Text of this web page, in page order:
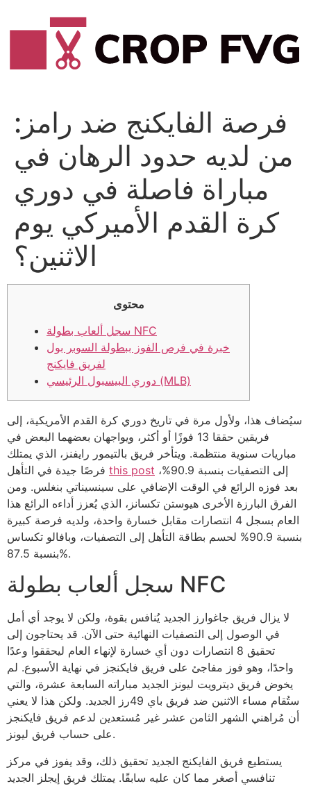
فرصة الفايكنج ضد رامز:
من لديه حدود الرهان في
مباراة فاصلة في دوري
كرة القدم الأميركي يوم
الاثنين؟
محتوى
سجل ألعاب بطولة NFC
خبرة في فرص الفوز ببطولة السوبر بول
لفريق فايكنج
دوري البيسبول الرئيسي (MLB)
سيُضاف هذا، ولأول مرة في تاريخ دوري كرة القدم الأمريكية، إلى
فريقين حققا 13 فوزًا أو أكثر، ويواجهان بعضهما البعض في
مباريات سنوية منتظمة. ويتأخر فريق بالتيمور رايفنز، الذي يمتلك
this post
بعد فوزه الرائع في الوقت الإضافي على سينسيناتي بنغلس. ومن
الفرق البارزة الأخرى هيوستن تكسانز، الذي يُعزز أداءه الرائع هذا
العام بسجل 4 انتصارات مقابل خسارة واحدة، ولديه فرصة كبيرة
بنسبة 90.9% لحسم بطاقة التأهل إلى التصفيات، وبافالو تكساس
بنسبة 87.5%.
سجل ألعاب بطولة NFC
لا يزال فريق جاغوارز الجديد يُنافس بقوة، ولكن لا يوجد أي أمل
في الوصول إلى التصفيات النهائية حتى الآن. قد يحتاجون إلى
تحقيق 8 انتصارات دون أي خسارة لإنهاء العام ليحققوا وعدًا
واحدًا، وهو فوز مفاجئ على فريق فايكنجز في نهاية الأسبوع. لم
يخوض فريق ديترويت ليونز الجديد مباراته السابعة عشرة، والتي
ستُقام مساء الاثنين ضد فريق باي 49رز الجديد. ولكن هذا لا يعني
أن مُراهني الشهر الثامن عشر غير مُستعدين لدعم فريق فايكنجز
على حساب فريق ليونز.
يستطيع فريق الفايكنج الجديد تحقيق ذلك، وقد يفوز في مركز
تنافسي أصغر مما كان عليه سابقًا. يمتلك فريق إيجلز الجديد